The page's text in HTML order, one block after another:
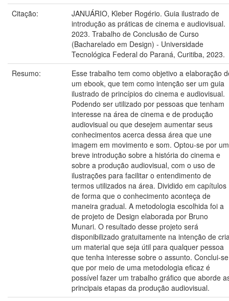
Citação:
JANUÁRIO, Kleber Rogério. Guia ilustrado de
introdução as práticas de cinema e audiovisual.
2023. Trabalho de Conclusão de Curso
(Bacharelado em Design) - Universidade
Tecnológica Federal do Paraná, Curitiba, 2023.
Resumo:
Esse trabalho tem como objetivo a elaboração
um ebook, que tem como intenção ser um guia
ilustrado de princípios do cinema e audiovisual.
Podendo ser utilizado por pessoas que tenham
interesse na área de cinema e de produção
audiovisual ou que desejem aumentar seus
conhecimentos acerca dessa área que une
imagem em movimento e som. Optou-se por
breve introdução sobre a história do cinema e
sobre a produção audiovisual, com o uso de
ilustrações para facilitar o entendimento de
termos utilizados na área. Dividido em capítulos
de forma que o conhecimento aconteça de
maneira gradual. A metodologia escolhida foi a
de projeto de Design elaborada por Bruno
Munari. O resultado desse projeto será
disponibilizado gratuitamente na intenção de
um material que seja útil para qualquer pessoa
que tenha interesse sobre o assunto. Conclui-se
que por meio de uma metodologia eficaz é
possível fazer um trabalho gráfico que aborde
principais etapas da produção audiovisual.